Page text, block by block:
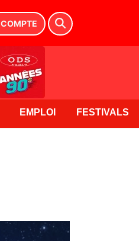
COMPTE
EMPLOI FESTIVALS